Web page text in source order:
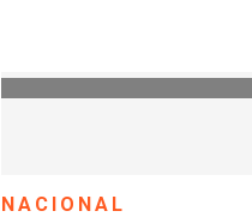
NACIONAL